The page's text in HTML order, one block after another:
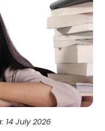
July 2026